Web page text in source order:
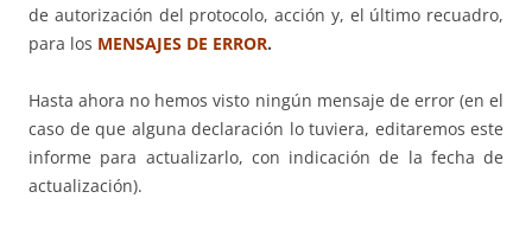
de autorización del protocolo, acción y, el último recuadro,
para los MENSAJES DE ERROR.
Hasta ahora no hemos visto ningún mensaje de error (en el
caso de que alguna declaración lo tuviera, editaremos este
informe para actualizarlo, con indicación de la fecha de
actualización).